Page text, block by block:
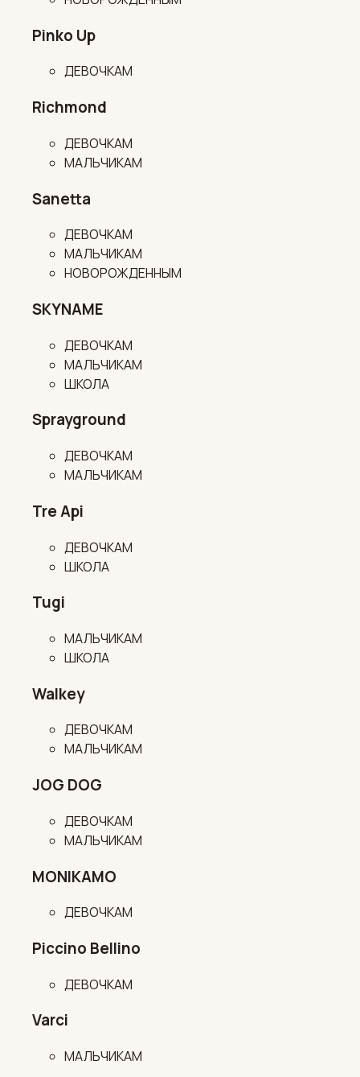
Pinko Up
ДЕВОЧКАМ
Richmond
ДЕВОЧКАМ
МАЛЬЧИКАМ
Sanetta
ДЕВОЧКАМ
МАЛЬЧИКАМ
НОВОРОЖДЕННЫМ
SKYNAME
ДЕВОЧКАМ
МАЛЬЧИКАМ
ШКОЛА
Sprayground
ДЕВОЧКАМ
МАЛЬЧИКАМ
Tre Api
ДЕВОЧКАМ
ШКОЛА
Tugi
МАЛЬЧИКАМ
ШКОЛА
Walkey
ДЕВОЧКАМ
МАЛЬЧИКАМ
JOG DOG
ДЕВОЧКАМ
МАЛЬЧИКАМ
MONIKAMO
ДЕВОЧКАМ
Piccino Bellino
ДЕВОЧКАМ
Varci
МАЛЬЧИКАМ